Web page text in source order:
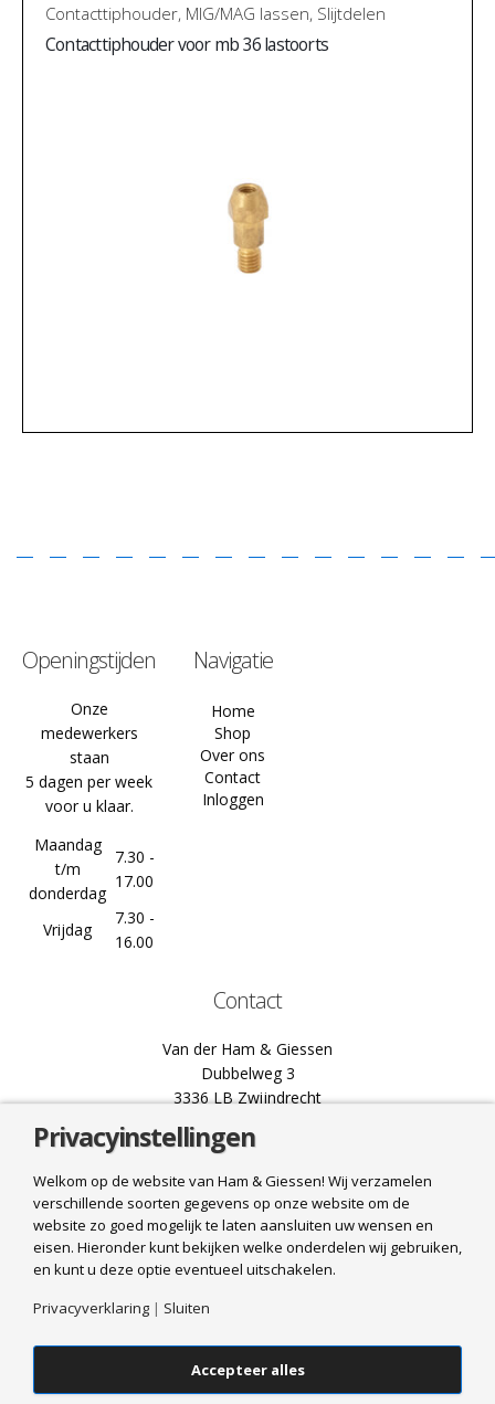
Contacttiphouder, MIG/MAG lassen, Slijtdelen
Contacttiphouder voor mb 36 lastoorts
Openingstijden
Onze
medewerkers
staan
5 dagen per week
voor u klaar.
Maandag
t/m
donderdag
7.30 -
17.00
Vrijdag
7.30 -
16.00
Navigatie
Home
Shop
Over ons
Contact
Inloggen
Contact
Van der Ham & Giessen
Dubbelweg 3
3336 LB Zwijndrecht
078 61 02 444
info@hamgiessen.nl
Bel ons
Mail ons
© 2025 Van der Ham & Giessen. All Rights Reserved. Realisatie
Media Groep|Algemene voorwaarden|Verzend- en
Privacyinstellingen
Welkom op de website van Ham & Giessen! Wij verzamelen
verschillende soorten gegevens op onze website om de
website zo goed mogelijk te laten aansluiten uw wensen en
eisen. Hieronder kunt bekijken welke onderdelen wij gebruiken,
en kunt u deze optie eventueel uitschakelen.
Privacyverklaring | Sluiten
Accepteer alles